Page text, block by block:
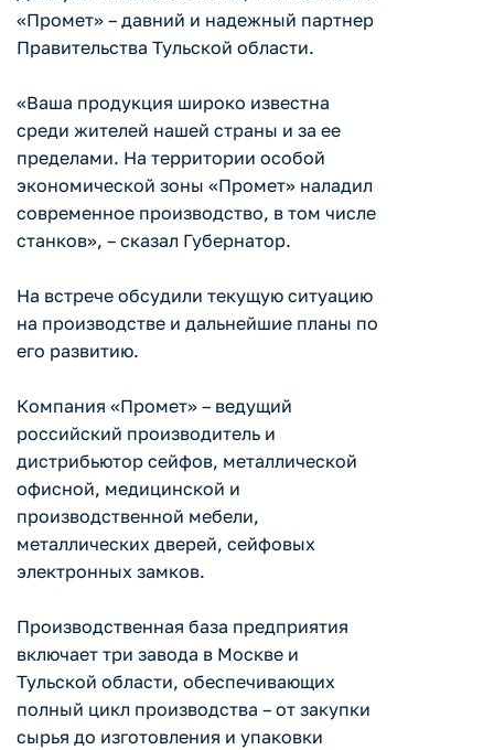
«Промет» – давний и надежный партнер
Правительства Тульской области.
«Ваша продукция широко известна
среди жителей нашей страны и за ее
пределами. На территории особой
экономической зоны «Промет» наладил
современное производство, в том числе
станков», – сказал Губернатор.
На встрече обсудили текущую ситуацию
на производстве и дальнейшие планы по
его развитию.
Компания «Промет» – ведущий
российский производитель и
дистрибьютор сейфов, металлической
офисной, медицинской и
производственной мебели,
металлических дверей, сейфовых
электронных замков.
Производственная база предприятия
включает три завода в Москве и
Тульской области, обеспечивающих
полный цикл производства – от закупки
сырья до изготовления и упаковки